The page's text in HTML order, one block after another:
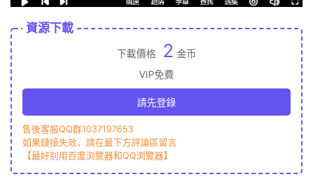
資源下載
下載價格 2 金币
VIP免費
請先登錄
售後客服QQ群1037197653
如果鏈接失效，請在最下方評論區留言
【最好别用百度浏覽器和QQ浏覽器】